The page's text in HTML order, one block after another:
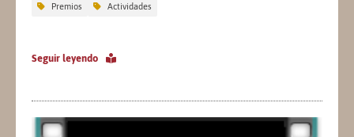
Premios Actividades
Seguir leyendo